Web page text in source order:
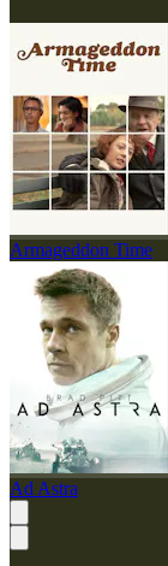
Armageddon Time
Ad Astra